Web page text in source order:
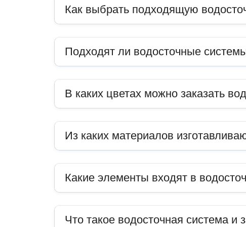
Как выбрать подходящую
Подходят ли водосточные
В каких цветах можно заказать
Из каких материалов
Какие элементы входят в
Что такое водосточная система и